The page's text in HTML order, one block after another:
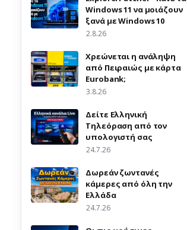
Windows 11 να μοιάζουν
ξανά με Windows 10
2.8.26
Χρεώνεται η ανάληψη
από Πειραιώς με κάρτα
Eurobank;
3.8.26
Δείτε Ελληνική
Τηλεόραση από τον
υπολογιστή σας
24.7.26
Δωρεάν ζωντανές
κάμερες από όλη την
Ελλάδα
24.7.26